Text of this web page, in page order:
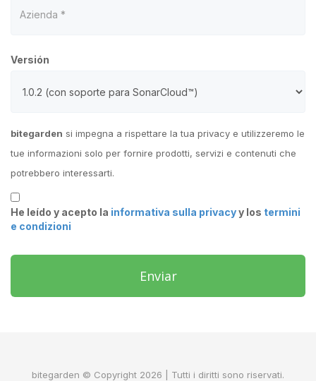
Versión
bitegarden si impegna a rispettare la tua privacy e utilizzeremo le
tue informazioni solo per fornire prodotti, servizi e contenuti che
potrebbero interessarti.
He leído y acepto la informativa sulla privacyy los termini
e condizioni
Enviar
bitegarden © Copyright 2026 | Tutti i diritti sono riservati.